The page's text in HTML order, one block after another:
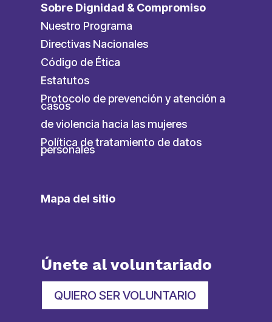
Sobre Dignidad & Compromiso
Nuestro Programa
Directivas Nacionales
Código de Ética
Estatutos
Protocolo de prevención y atención a
casos
de violencia hacia las mujeres
Política de tratamiento de datos
personales
Mapa del sitio
Únete al voluntariado
QUIERO SER VOLUNTARIO